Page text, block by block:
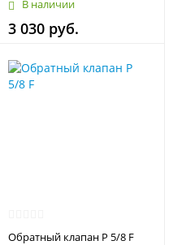
В наличии
3 030 руб.
Обратный клапан Р 5/8 F